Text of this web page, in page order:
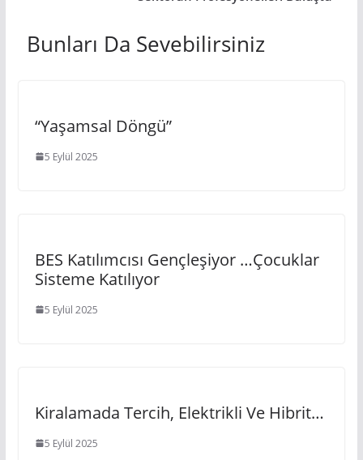
Bunları Da Sevebilirsiniz
“Yaşamsal Döngü”
5 Eylül 2025
BES Katılımcısı Gençleşiyor …çocuklar
Sisteme Katılıyor
5 Eylül 2025
Kiralamada Tercih, Elektrikli Ve Hibrit…
5 Eylül 2025